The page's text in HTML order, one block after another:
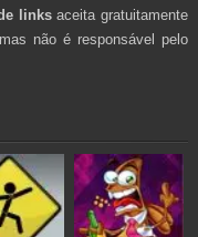
linksaceita gratuitamente
mas não é responsável pelo